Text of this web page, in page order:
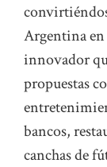
Argentina
innovador
propuestas
bancos,
canchas de